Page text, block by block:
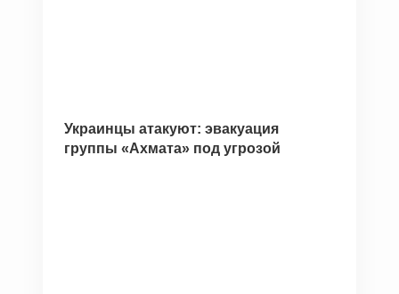
Украинцы атакуют: эвакуация
группы «Ахмата» под угрозой